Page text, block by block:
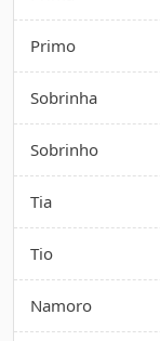
Primo
Sobrinha
Sobrinho
Tia
Tio
Namoro